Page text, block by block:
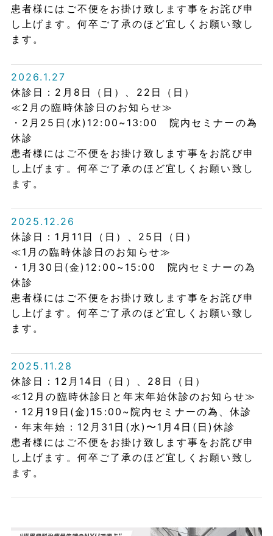
患者様にはご不便をお掛け致します事をお詫び申
し上げます。何卒ご了承のほど宜しくお願い致し
ます。
2026.1.27
休診日：2月8日（日）、22日（日）
≪2月の臨時休診日のお知らせ≫
・2月25日(水)12:00~13:00 院内セミナーの為
休診
患者様にはご不便をお掛け致します事をお詫び申
し上げます。何卒ご了承のほど宜しくお願い致し
ます。
2025.12.26
休診日：1月11日（日）、25日（日）
≪1月の臨時休診日のお知らせ≫
・1月30日(金)12:00~15:00 院内セミナーの為
休診
患者様にはご不便をお掛け致します事をお詫び申
し上げます。何卒ご了承のほど宜しくお願い致し
ます。
2025.11.28
休診日：12月14日（日）、28日（日）
≪12月の臨時休診日と年末年始休診のお知らせ≫
・12月19日(金)15:00~院内セミナーの為、休診
・年末年始：12月31日(水)〜1月4日(日)休診
患者様にはご不便をお掛け致します事をお詫び申
し上げます。何卒ご了承のほど宜しくお願い致し
ます。